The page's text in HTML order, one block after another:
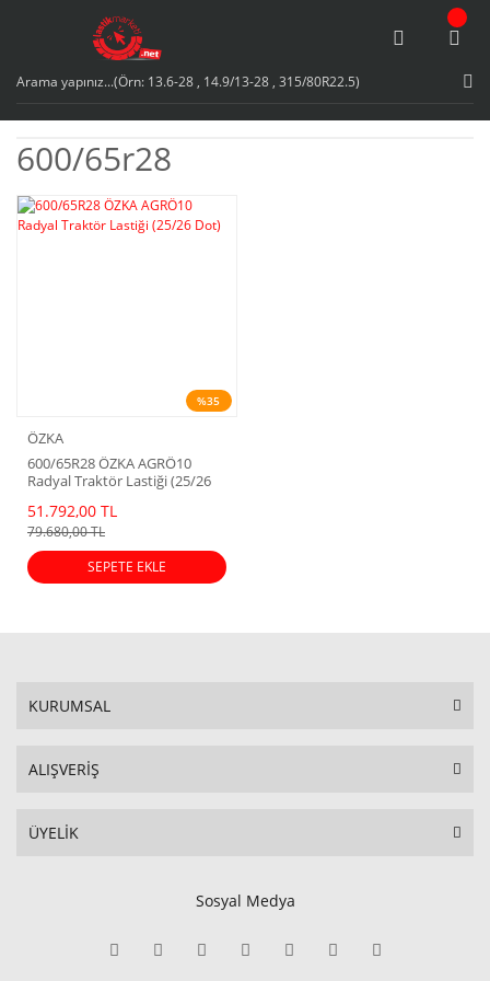
600/65r28
%35
ÖZKA
600/65R28 ÖZKA AGRÖ10
Radyal Traktör Lastiği (25/26
51.792,00 TL
79.680,00 TL
SEPETE EKLE
KURUMSAL
ALIŞVERİŞ
ÜYELİK
Sosyal Medya